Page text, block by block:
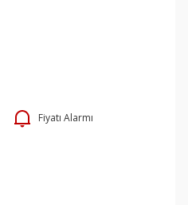
Fiyatı Alarmı